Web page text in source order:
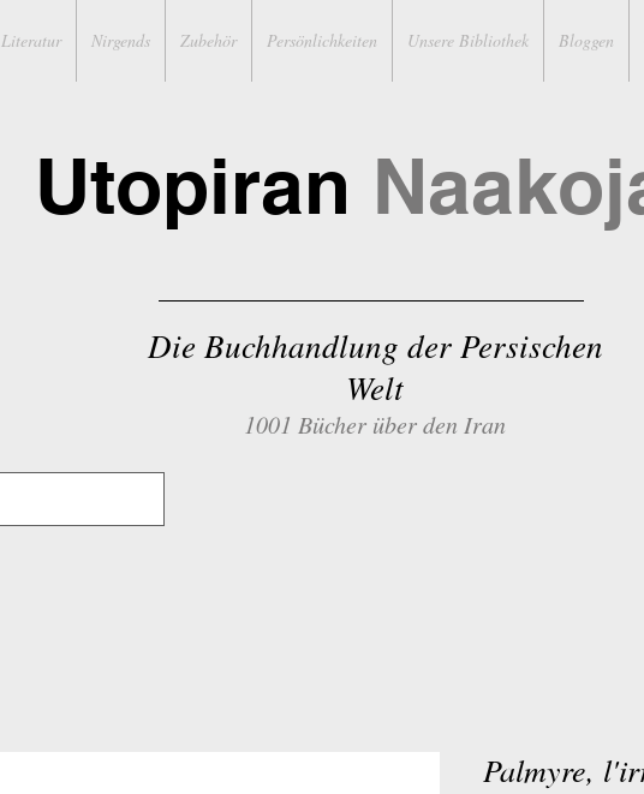
Literatur Nirgends Zubehör Persönlichkeiten Unsere Bibliothek Bloggen
Utopiran
Die Buchhandlung der Persischen
Welt
1001 Bücher über den Iran
Palmyre,